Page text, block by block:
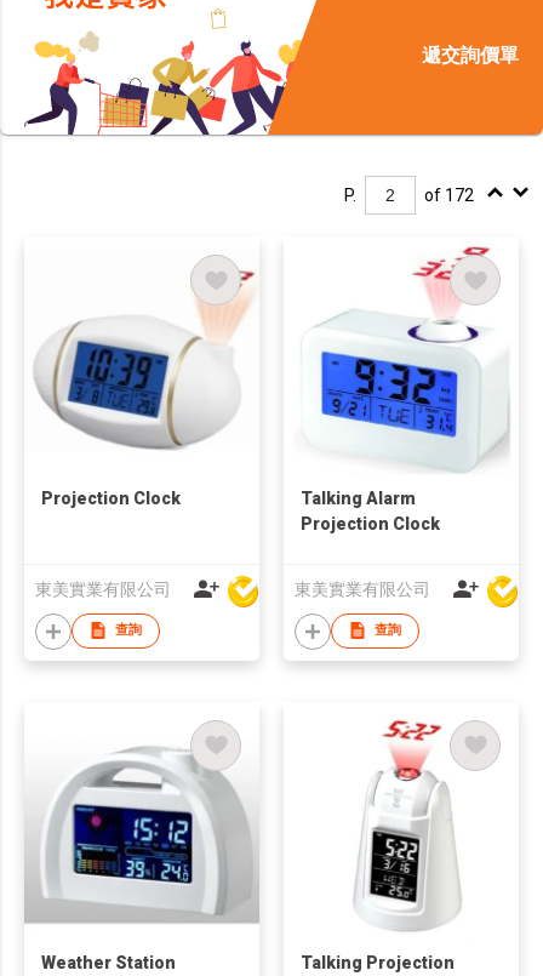
遞交詢價單
P. of 172
Projection Clock
東美實業有限公司
查詢
Talking Alarm
Projection Clock
東美實業有限公司
查詢
Weather Station
Talking Projection